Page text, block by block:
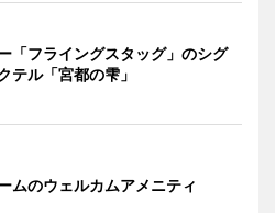
「フライングスタッグ」のシグ
テル「宮都の雫」
ムのウェルカムアメニティ